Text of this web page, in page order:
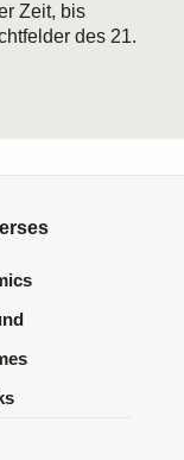
Zeit, bis
des 21.